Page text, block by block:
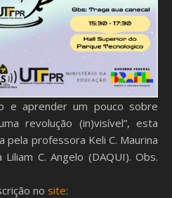
e aprender um pouco sobre
revolução (in)visível”, esta
professora Keli C. Maurina
C. Angelo (DAQUI). Obs.
no site: